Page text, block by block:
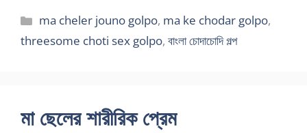
Categories
ma cheler jouno golpo, ma ke chodar golpo,
threesome choti sex golpo, বাংলা চোদাচোদি গল্প
মা ছেলের শারীরিক প্রেম